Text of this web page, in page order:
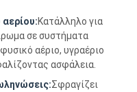
Κατάλληλο για
σε συστήματα
αέριο, υγραέριο
ασφάλεια.
Σφραγίζει